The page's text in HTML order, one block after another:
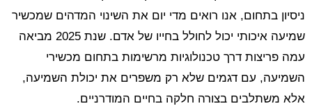
ניסיון בתחום, אנו רואים מדי יום את השינוי המדהים שמכשיר
שמיעה איכותי יכול לחולל בחייו של אדם. שנת 2025 מביאה
עמה פריצות דרך טכנולוגיות מרשימות בתחום מכשירי
השמיעה, עם דגמים שלא רק משפרים את יכולת השמיעה,
אלא משתלבים בצורה חלקה בחיים המודרניים.